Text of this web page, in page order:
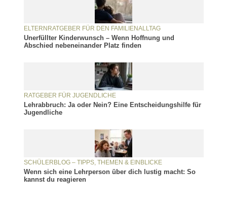
ELTERNRATGEBER FÜR DEN FAMILIENALLTAG
Unerfüllter Kinderwunsch – Wenn Hoffnung und
Abschied nebeneinander Platz finden
RATGEBER FÜR JUGENDLICHE
Lehrabbruch: Ja oder Nein? Eine Entscheidungshilfe für
Jugendliche
SCHÜLERBLOG – TIPPS, THEMEN & EINBLICKE
Wenn sich eine Lehrperson über dich lustig macht: So
kannst du reagieren